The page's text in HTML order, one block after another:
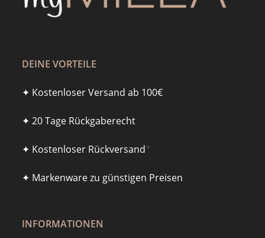
DEINE VORTEILE
✦ Kostenloser Versand ab 100€
✦ 20 Tage Rückgaberecht
✦ Kostenloser Rückversand*
✦ Markenware zu günstigen Preisen
INFORMATIONEN